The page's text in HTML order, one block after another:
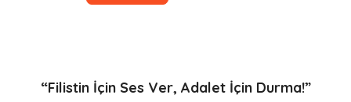
“Filistin İçin Ses Ver, Adalet İçin Durma!”